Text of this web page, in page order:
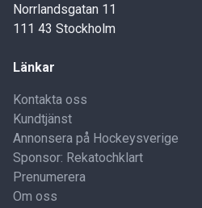
Norrlandsgatan 11
111 43 Stockholm
Länkar
Kontakta oss
Kundtjänst
Annonsera på Hockeysverige
Sponsor: Rekatochklart
Prenumerera
Om oss